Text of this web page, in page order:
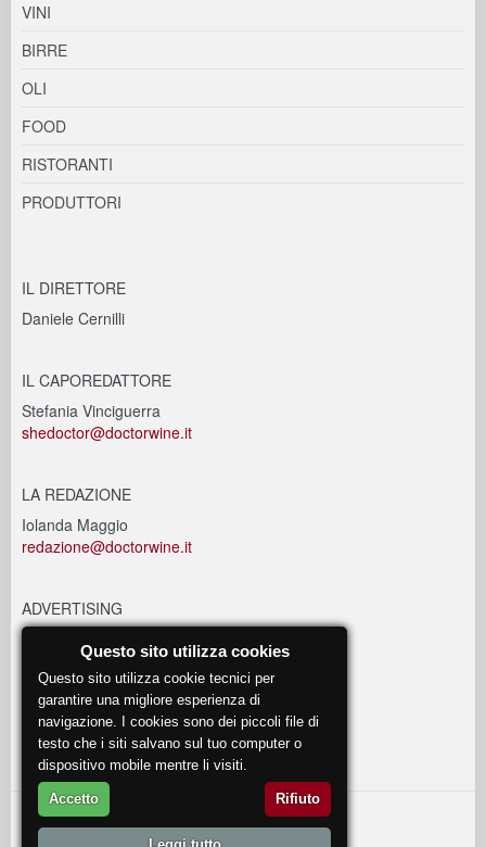
VINI
BIRRE
OLI
FOOD
RISTORANTI
PRODUTTORI
IL DIRETTORE
Daniele Cernilli
IL CAPOREDATTORE
Stefania Vinciguerra
shedoctor@doctorwine.it
LA REDAZIONE
Iolanda Maggio
redazione@doctorwine.it
ADVERTISING
EVENTI
eventi@doctorwine.it
© 2018DoctorWine.
Questo sito utilizza cookies
Questo sito utilizza cookie tecnici per
garantire una migliore esperienza di
navigazione. I cookies sono dei piccoli file di
testo che i siti salvano sul tuo computer o
dispositivo mobile mentre li visiti.
Accetto Rifiuto